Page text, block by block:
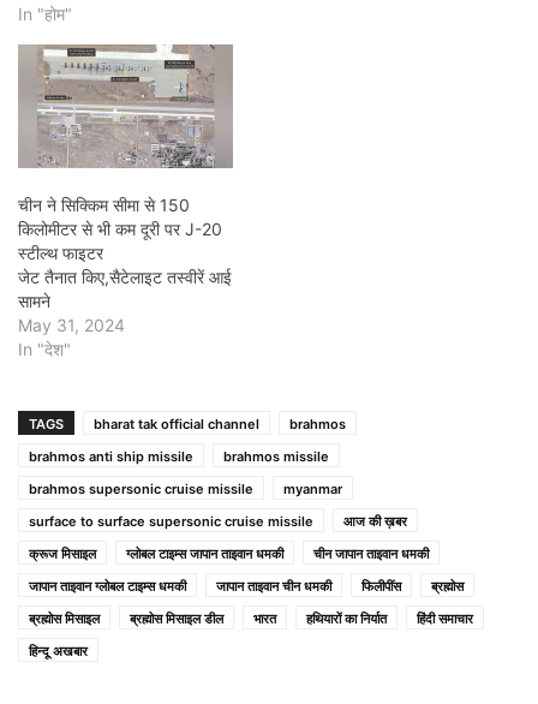
In "होम"
चीन ने सिक्किम सीमा से 150
किलोमीटर से भी कम दूरी पर J-20
स्टील्थ फाइटर
जेट तैनात किए,सैटेलाइट तस्वीरें आई
सामने
May 31, 2024
In "देश"
TAGS bharat tak official channel
brahmos
brahmos anti ship missile
brahmos missile
brahmos supersonic cruise missile
myanmar
surface to surface supersonic cruise missile
आज की ख़बर
क्रूज मिसाइल
ग्‍लोबल टाइम्‍स जापान ताइवान धमकी
चीन जापान ताइवान धमकी
जापान ताइवान ग्‍लोबल टाइम्‍स धमकी
जापान ताइवान चीन धमकी फिलीपींस
ब्रह्मोस
ब्रह्मोस मिसाइल
ब्रह्मोस मिसाइल डील भारत हथियारों का निर्यात
हिंदी समाचार
हिन्दू अखबार